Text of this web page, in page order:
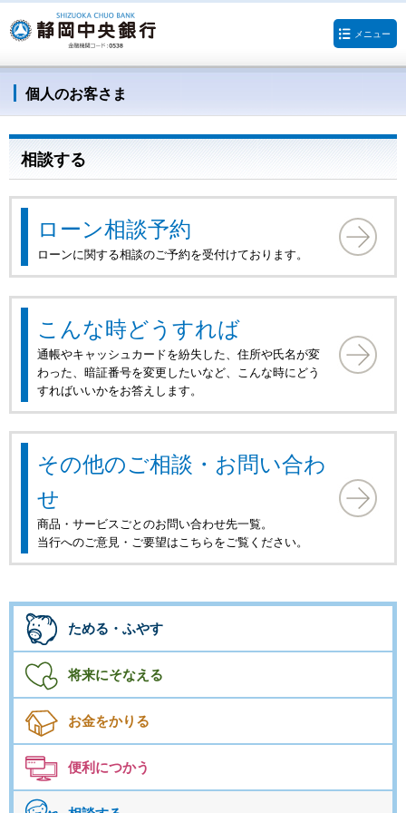
メニュー
個人のお客さま
相談する
ローン相談予約
ローンに関する相談のご予約を受付けております。
こんな時どうすれば
通帳やキャッシュカードを紛失した、住所や氏名が変
わった、暗証番号を変更したいなど、こんな時にどう
すればいいかをお答えします。
その他のご相談・お問い合わ
せ
商品・サービスごとのお問い合わせ先一覧。
当行へのご意見・ご要望はこちらをご覧ください。
ためる・ふやす
将来にそなえる
お金をかりる
便利につかう